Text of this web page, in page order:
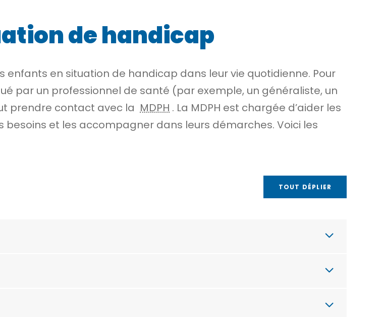
de handicap
enfants en situation de handicap dans leur vie quotidienne. Pour
par un professionnel de santé (par exemple, un généraliste, un
prendre contact avec la MDPH . La MDPH est chargée d’aider les
et les accompagner dans leurs démarches. Voici les
TOUT DÉPLIER